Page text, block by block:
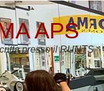
APS
presso il RUNTS